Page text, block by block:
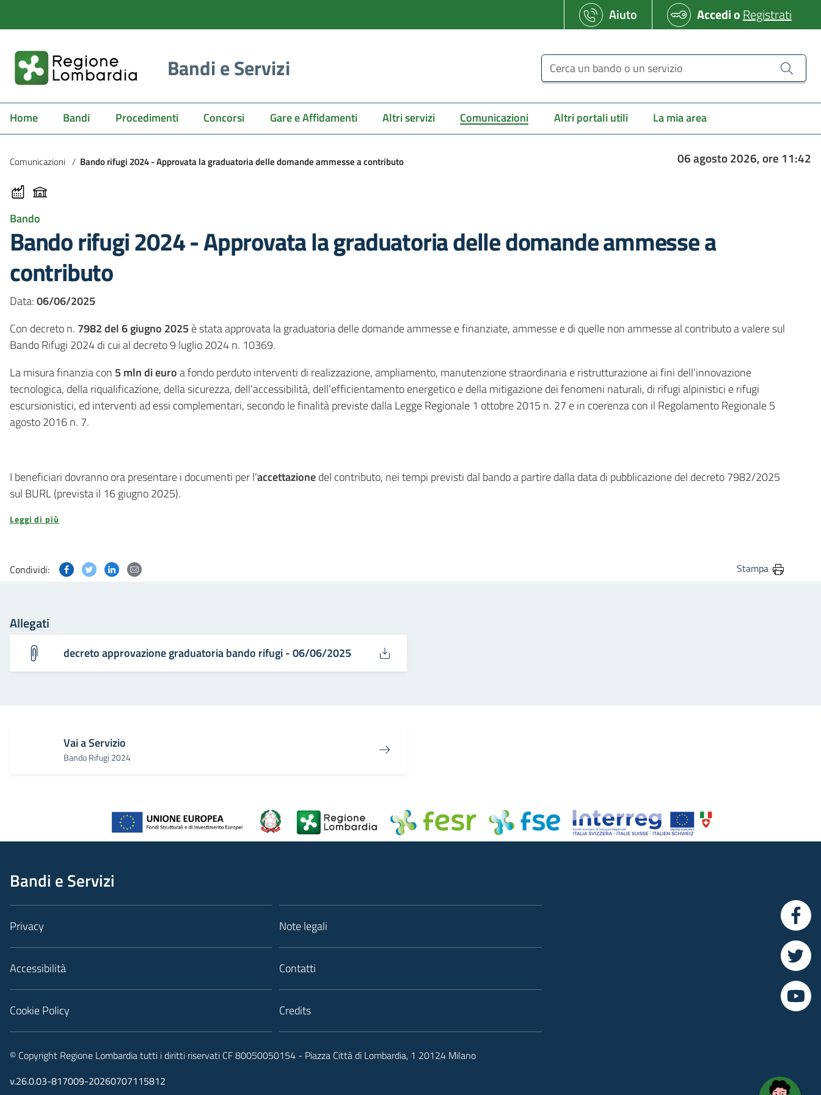
Aiuto AccedioRegistrati
Bandi e Servizi Cerca un bando o un servizio
Home Bandi Procedimenti Concorsi Gare e Affidamenti Altri servizi Comunicazioni Altri portali utili La mia area
Comunicazioni / Bando rifugi 2024 - Approvata la graduatoria delle domande ammesse a contributo 06 agosto 2026, ore 11:42
Bando
Bando rifugi 2024 - Approvata la graduatoria delle domande ammesse a
contributo
Data:06/06/2025
Con decreto n. 7982 del 6 giugno 2025 è stata approvata la graduatoria delle domande ammesse e finanziate, ammesse e di quelle non ammesse al contributo a valere sul
Bando Rifugi 2024 di cui al decreto 9 luglio 2024 n. 10369.
La misura finanzia con 5 mln di euroa fondo perduto interventi di realizzazione, ampliamento, manutenzione straordinaria e ristrutturazione ai fini dell’innovazione
tecnologica, della riqualificazione, della sicurezza, dell’accessibilità, dell’efficientamento energetico e della mitigazione dei fenomeni naturali, di rifugi alpinistici e rifugi
escursionistici, ed interventi ad essi complementari, secondo le finalità previste dalla Legge Regionale 1 ottobre 2015 n. 27 e in coerenza con il Regolamento Regionale 5
agosto 2016 n. 7.
I beneficiari dovranno ora presentare i documenti per l’accettazionedel contributo, nei tempi previsti dal bando a partire dalla data di pubblicazione del decreto 7982/2025
sul BURL (prevista il 16 giugno 2025).
Leggi di più
Condividi: Condividi questa pagina su Facebook
Condividi questa pagina su Twitter
Condividi questa pagina su Linkedin Stampa
Allegati
decreto approvazione graduatoria bando rifugi - 06/06/2025
Vai a Servizio
Bando Rifugi 2024
Bandi e Servizi
Privacy
Accessibilità
Cookie Policy
Note legali
Contatti
Credits
© Copyright Regione Lombardia tutti i diritti riservati CF 80050050154 - Piazza Città di Lombardia, 1 20124 Milano
v.26.0.03-817009-20260707115812